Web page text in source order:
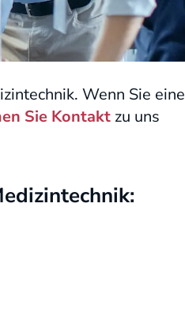
Wenn Sie eine
Sie Kontakt zu uns